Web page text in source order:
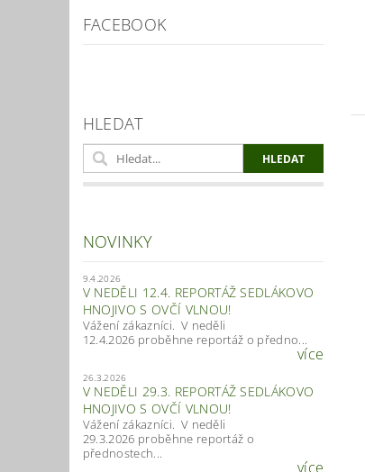
FACEBOOK
HLEDAT
NOVINKY
9.4.2026
V NEDĚLI 12.4. REPORTÁŽ SEDLÁKOVO
HNOJIVO S OVČÍ VLNOU!
Vážení zákazníci. V neděli
12.4.2026 proběhne reportáž o předno...
více
26.3.2026
V NEDĚLI 29.3. REPORTÁŽ SEDLÁKOVO
HNOJIVO S OVČÍ VLNOU!
Vážení zákazníci. V neděli
29.3.2026 proběhne reportáž o
přednostech...
více